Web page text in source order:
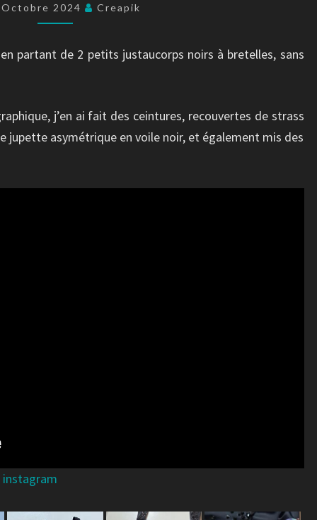
2024 Creapik
partant de 2 petits justaucorps noirs à bretelles, sans
j’en ai fait des ceintures, recouvertes de strass
jupette asymétrique en voile noir, et également mis des